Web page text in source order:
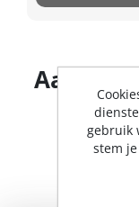
Aantal
gebruik
stem